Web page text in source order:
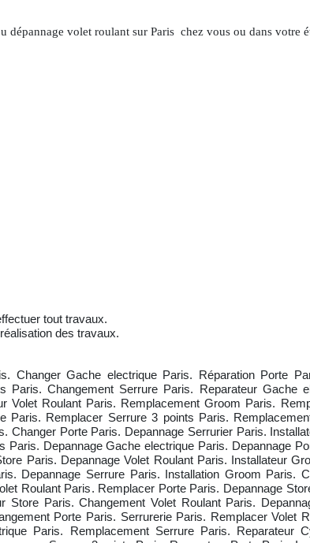
dépannage volet roulant sur Paris chez vous ou dans votre
tout travaux.
des travaux.
Changer Gache electrique Paris. Réparation Porte
Paris. Changement Serrure Paris. Reparateur Gache
Volet Roulant Paris. Remplacement Groom Paris.
Paris. Remplacer Serrure 3 points Paris.
Changer Porte Paris. Depannage Serrurier Paris.
Depannage Gache electrique Paris. Depannage
Paris. Depannage Volet Roulant Paris. Installateur
Depannage Serrure Paris. Installation Groom Paris.
Roulant Paris. Remplacer Porte Paris. Depannage
Paris. Changement Volet Roulant Paris.
Porte Paris. Serrurerie Paris. Remplacer Volet
Paris. Remplacement Serrure Paris. Reparateur